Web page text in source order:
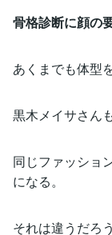
骨格診断に顔の
あくまでも体型
黒木メイサさん
同じファッショ
になる。
それは違うだろ